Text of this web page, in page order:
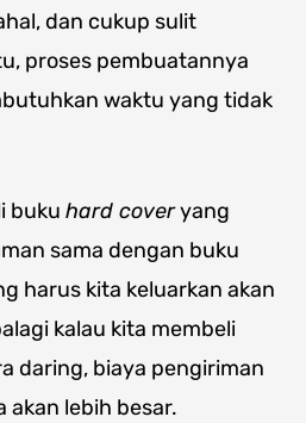
dan cukup sulit
proses pembuatannya
waktu yang tidak
buku hard coveryang
sama dengan buku
harus kita keluarkan akan
kalau kita membeli
daring, biaya pengiriman
akan lebih besar.